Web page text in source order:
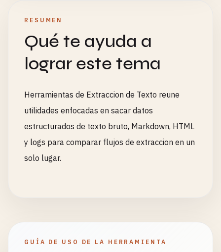
RESUMEN
Qué te ayuda a
lograr este tema
Herramientas de Extraccion de Texto reune
utilidades enfocadas en sacar datos
estructurados de texto bruto, Markdown, HTML
y logs para comparar flujos de extraccion en un
solo lugar.
GUÍA DE USO DE LA HERRAMIENTA